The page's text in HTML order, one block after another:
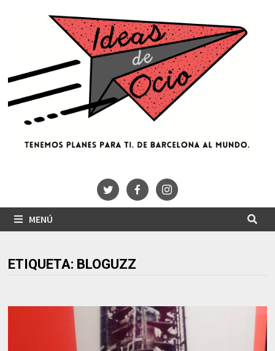
MENÚ
ETIQUETA: BLOGUZZ